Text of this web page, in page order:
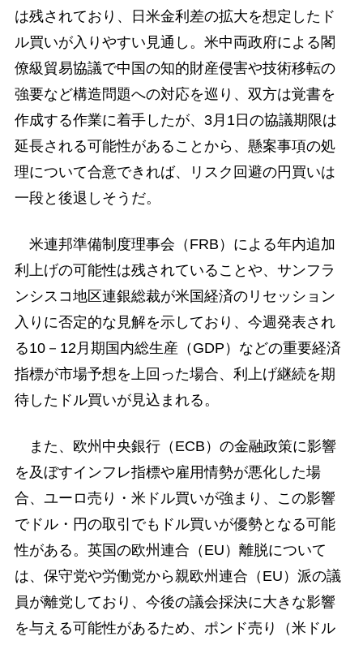
は残されており、日米金利差の拡大を想定したド
ル買いが入りやすい見通し。米中両政府による閣
僚級貿易協議で中国の知的財産侵害や技術移転の
強要など構造問題への対応を巡り、双方は覚書を
作成する作業に着手したが、3月1日の協議期限は
延長される可能性があることから、懸案事項の処
理について合意できれば、リスク回避の円買いは
一段と後退しそうだ。
米連邦準備制度理事会（FRB）による年内追加
利上げの可能性は残されていることや、サンフラ
ンシスコ地区連銀総裁が米国経済のリセッション
入りに否定的な見解を示しており、今週発表され
る10－12月期国内総生産（GDP）などの重要経済
指標が市場予想を上回った場合、利上げ継続を期
待したドル買いが見込まれる。
また、欧州中央銀行（ECB）の金融政策に影響
を及ぼすインフレ指標や雇用情勢が悪化した場
合、ユーロ売り・米ドル買いが強まり、この影響
でドル・円の取引でもドル買いが優勢となる可能
性がある。英国の欧州連合（EU）離脱について
は、保守党や労働党から親欧州連合（EU）派の議
員が離党しており、今後の議会採決に大きな影響
を与える可能性があるため、ポンド売り（米ドル